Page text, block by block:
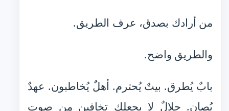
من أرادك بصدق، عرف الطريق.
والطريق واضح.
بابٌ يُطرق. بيتٌ يُحترم. أهلٌ يُخاطبون. عهدٌ
يُصان. حلالٌ لا يجعلك تخافين من صوت